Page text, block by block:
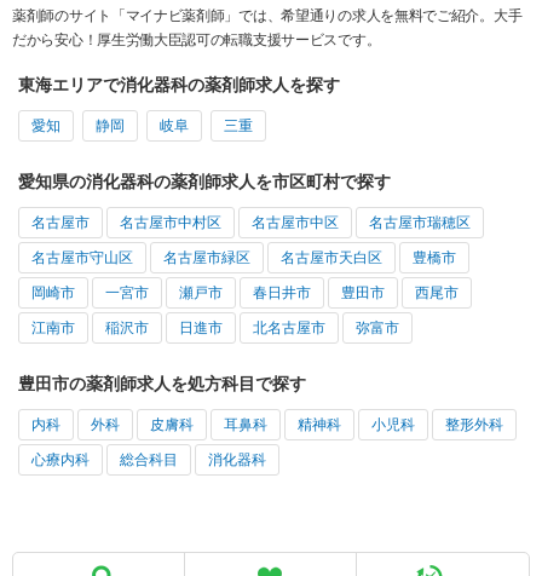
薬剤師のサイト「マイナビ薬剤師」では、希望通りの求人を無料でご紹介。大手
だから安心！厚生労働大臣認可の転職支援サービスです。
東海エリアで消化器科の薬剤師求人を探す
愛知 静岡 岐阜 三重
愛知県の消化器科の薬剤師求人を市区町村で探す
名古屋市 名古屋市中村区 名古屋市中区 名古屋市瑞穂区
名古屋市守山区 名古屋市緑区 名古屋市天白区 豊橋市
岡崎市 一宮市 瀬戸市 春日井市 豊田市 西尾市
江南市 稲沢市 日進市 北名古屋市 弥富市
豊田市の薬剤師求人を処方科目で探す
内科 外科 皮膚科 耳鼻科 精神科 小児科 整形外科
心療内科 総合科目 消化器科